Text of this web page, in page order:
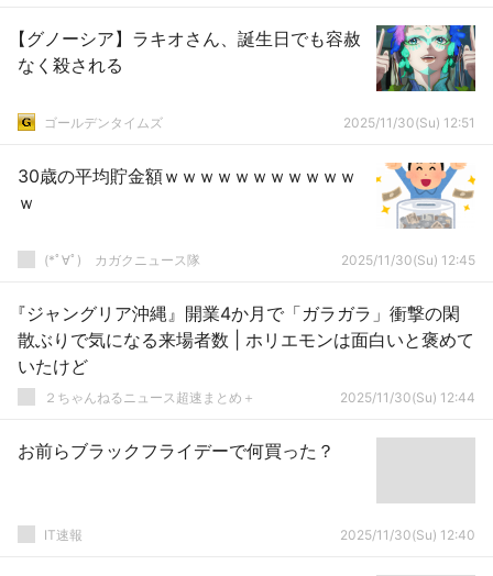
【グノーシア】ラキオさん、誕生日でも容赦
なく殺される
ゴールデンタイムズ 2025/11/30(Su) 12:51
30歳の平均貯金額ｗｗｗｗｗｗｗｗｗｗｗ
ｗ
(*ﾟ∀ﾟ)ゞカガクニュース隊 2025/11/30(Su) 12:45
『ジャングリア沖縄』開業4か月で「ガラガラ」衝撃の閑
散ぶりで気になる来場者数 | ホリエモンは面白いと褒めて
いたけど
２ちゃんねるニュース超速まとめ＋ 2025/11/30(Su) 12:44
お前らブラックフライデーで何買った？
IT速報 2025/11/30(Su) 12:40